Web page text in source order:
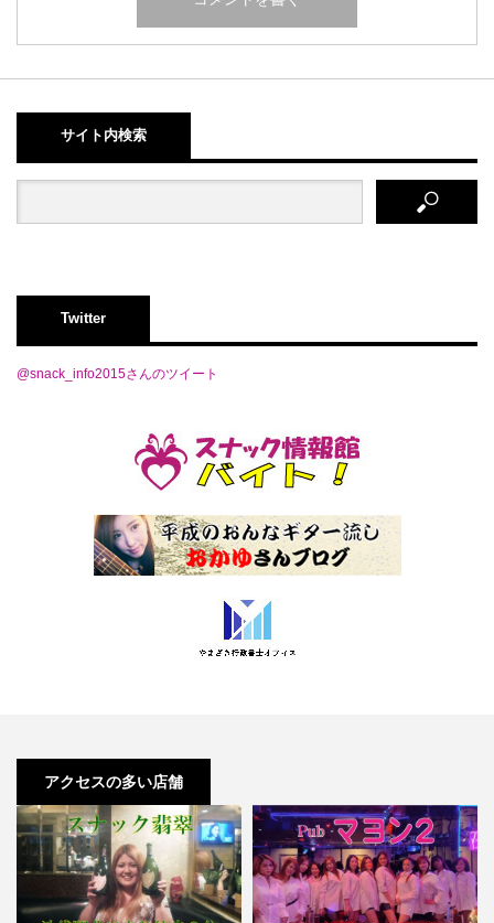
サイト内検索
Twitter
@snack_info2015さんのツイート
アクセスの多い店舗